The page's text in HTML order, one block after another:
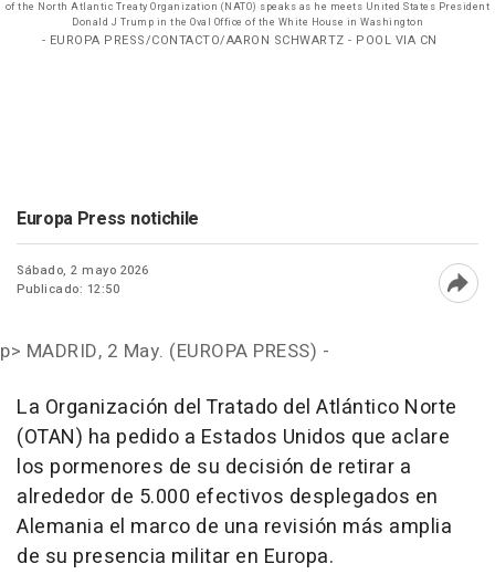
of the North Atlantic Treaty Organization (NATO) speaks as he meets United States President
Donald J Trump in the Oval Office of the White House in Washington
- EUROPA PRESS/CONTACTO/AARON SCHWARTZ - POOL VIA CN
Europa Press notichile
Sábado, 2 mayo 2026
Publicado: 12:50
p> MADRID, 2 May. (EUROPA PRESS) -
La Organización del Tratado del Atlántico Norte
(OTAN) ha pedido a Estados Unidos que aclare
los pormenores de su decisión de retirar a
alrededor de 5.000 efectivos desplegados en
Alemania el marco de una revisión más amplia
de su presencia militar en Europa.